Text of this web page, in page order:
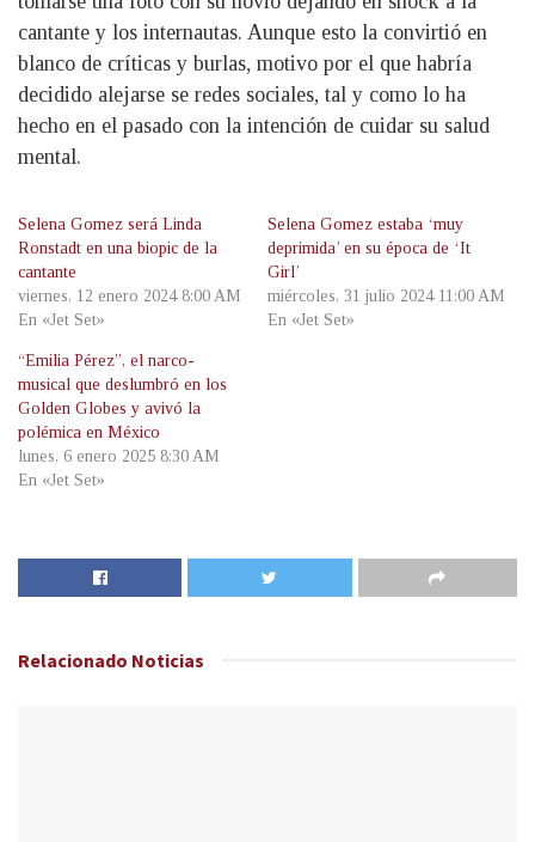
cantante y los internautas. Aunque esto la convirtió en
blanco de críticas y burlas, motivo por el que habría
decidido alejarse se redes sociales, tal y como lo ha
hecho en el pasado con la intención de cuidar su salud
mental.
Selena Gomez será Linda
Ronstadt en una biopic de la
cantante
viernes, 12 enero 2024 8:00 AM
En «Jet Set»
Selena Gomez estaba ‘muy
deprimida’ en su época de ‘It
Girl’
miércoles, 31 julio 2024 11:00 AM
En «Jet Set»
“Emilia Pérez”, el narco-
musical que deslumbró en los
Golden Globes y avivó la
polémica en México
lunes, 6 enero 2025 8:30 AM
En «Jet Set»
Relacionado Noticias